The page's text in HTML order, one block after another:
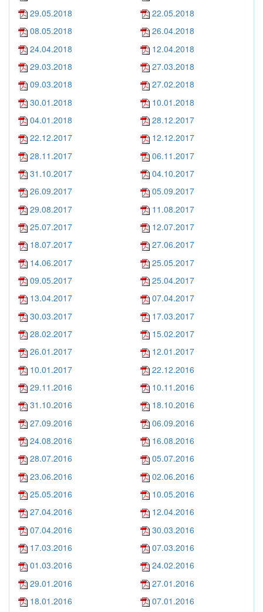
29.05.2018
22.05.2018
08.05.2018
26.04.2018
24.04.2018
12.04.2018
29.03.2018
27.03.2018
09.03.2018
27.02.2018
30.01.2018
10.01.2018
04.01.2018
28.12.2017
22.12.2017
12.12.2017
28.11.2017
06.11.2017
31.10.2017
04.10.2017
26.09.2017
05.09.2017
29.08.2017
11.08.2017
25.07.2017
12.07.2017
18.07.2017
27.06.2017
14.06.2017
25.05.2017
09.05.2017
25.04.2017
13.04.2017
07.04.2017
30.03.2017
17.03.2017
28.02.2017
15.02.2017
26.01.2017
12.01.2017
10.01.2017
22.12.2016
29.11.2016
10.11.2016
31.10.2016
18.10.2016
27.09.2016
06.09.2016
24.08.2016
16.08.2016
28.07.2016
05.07.2016
23.06.2016
02.06.2016
25.05.2016
10.05.2016
27.04.2016
12.04.2016
07.04.2016
30.03.2016
17.03.2016
07.03.2016
01.03.2016
24.02.2016
29.01.2016
27.01.2016
18.01.2016
07.01.2016